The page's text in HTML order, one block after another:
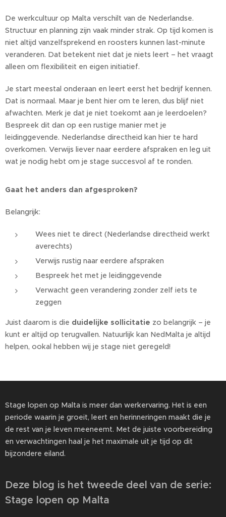
De werkcultuur op Malta verschilt van de Nederlandse.
Structuur en planning zijn vaak minder strak. Op tijd komen is
niet altijd vanzelfsprekend en roosters kunnen last-minute
veranderen. Dat betekent niet dat je niets leert – het vraagt
alleen om flexibiliteit en eigen initiatief.
Je start meestal onderaan en leert eerst het bedrijf kennen.
Dat is normaal. Maar je bent hier om te leren, dus blijf niet
afwachten. Merk je dat je niet toekomt aan je leerdoelen?
Bespreek dit dan op een rustige manier met je
leidinggevende. Nederlandse directheid kan hier te hard
overkomen. Verwijs liever naar eerdere afspraken en leg uit
wat je nodig hebt om je stage succesvol af te ronden.
Gaat het anders dan afgesproken?
Belangrijk:
Wees niet te direct (Nederlandse directheid werkt
averechts)
Verwijs rustig naar eerdere afspraken
Bespreek het met je leidinggevende
Verwacht geen verandering zonder zelf iets te
zeggen
Juist daarom is die duidelijke sollicitatie zo belangrijk – je
kunt er altijd op terugvallen. Natuurlijk kan NedMalta je altijd
helpen, ookal hebben wij je stage niet geregeld!
Stage lopen op Malta is meer dan werkervaring. Het is een
periode waarin je groeit, leert en herinneringen maakt die je
de rest van je leven meeneemt. Met de juiste voorbereiding
en verwachtingen haal je het maximale uit je tijd op dit
bijzondere eiland.
Deze blog is het tweede deel van de serie:
Stage lopen op Malta